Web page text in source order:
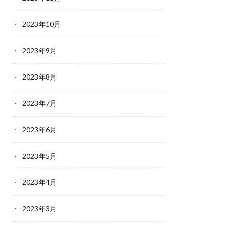
2023年10月
2023年9月
2023年8月
2023年7月
2023年6月
2023年5月
2023年4月
2023年3月